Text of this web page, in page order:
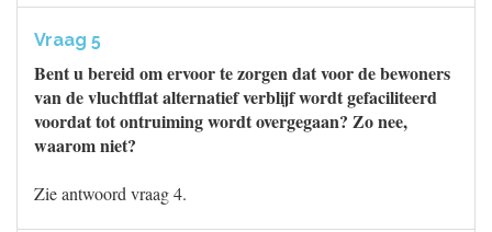
Vraag 5
Bent u bereid om ervoor te zorgen dat voor de bewoners
van de vluchtflat alternatief verblijf wordt gefaciliteerd
voordat tot ontruiming wordt overgegaan? Zo nee,
waarom niet?
Zie antwoord vraag 4.